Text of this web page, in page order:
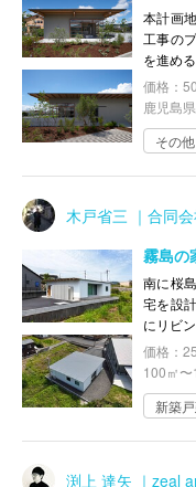
本計画
工事の
を進め
価格：
鹿児島県
その他
木戸省三 ｜合同
霧島
南に桜
宅を設
にリビ
価格：
100㎡
新築
渕上 達矢 ｜zeal